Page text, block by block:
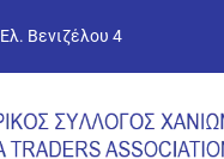
Ελ. Βενιζέλου 4